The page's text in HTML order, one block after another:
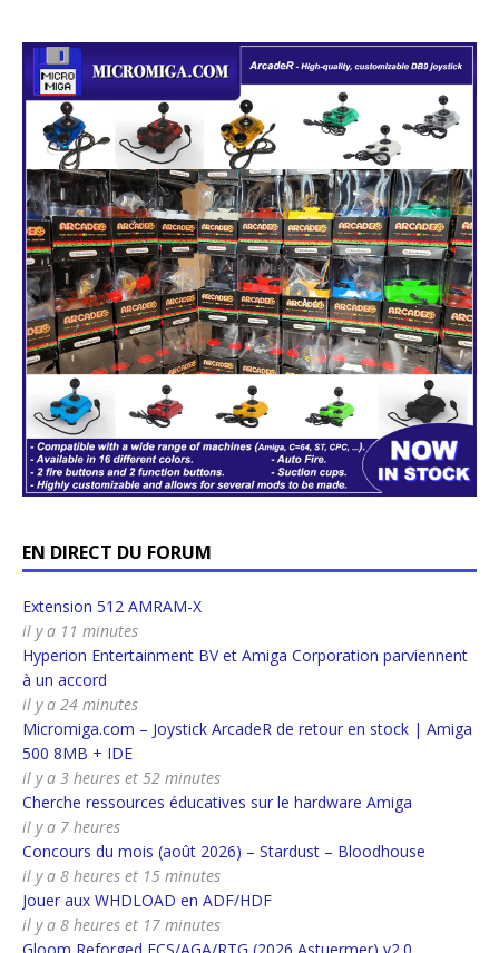
EN DIRECT DU FORUM
Extension 512 AMRAM-X
il y a 11 minutes
Hyperion Entertainment BV et Amiga Corporation parviennent
à un accord
il y a 24 minutes
Micromiga.com – Joystick ArcadeR de retour en stock | Amiga
500 8MB + IDE
il y a 3 heures et 52 minutes
Cherche ressources éducatives sur le hardware Amiga
il y a 7 heures
Concours du mois (août 2026) – Stardust – Bloodhouse
il y a 8 heures et 15 minutes
Jouer aux WHDLOAD en ADF/HDF
il y a 8 heures et 17 minutes